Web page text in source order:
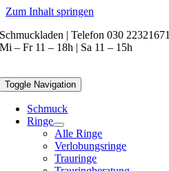
Zum Inhalt springen
Schmuckladen | Telefon 030 22321671
Mi – Fr 11 – 18h | Sa 11 – 15h
Toggle Navigation
Schmuck
Ringe
Alle Ringe
Verlobungsringe
Trauringe